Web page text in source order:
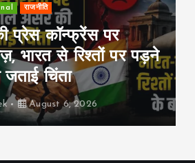
राजनीति
प्रेस कॉन्फ्रेंस पर
भारत से रिश्तों पर पड़ने
चिंता
August 6, 2026